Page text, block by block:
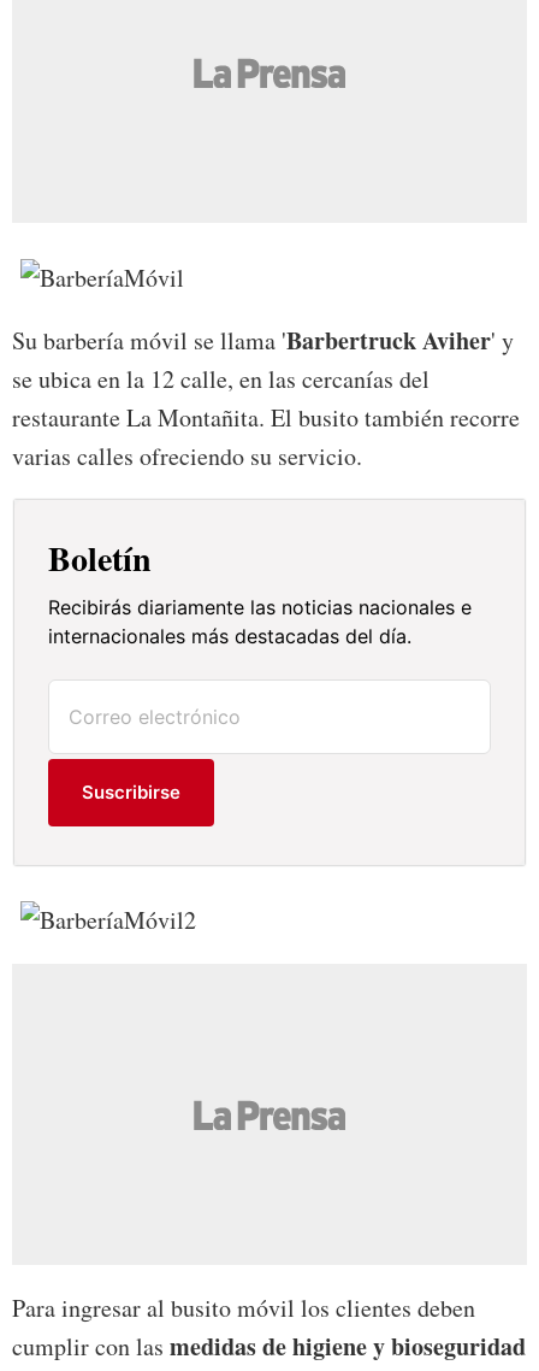
Su barbería móvil se llama 'Barbertruck Aviher' y
se ubica en la 12 calle, en las cercanías del
restaurante La Montañita. El busito también recorre
varias calles ofreciendo su servicio.
Boletín
Recibirás diariamente las noticias nacionales e
internacionales más destacadas del día.
Suscribirse
Para ingresar al busito móvil los clientes deben
cumplir con las medidas de higiene y bioseguridad